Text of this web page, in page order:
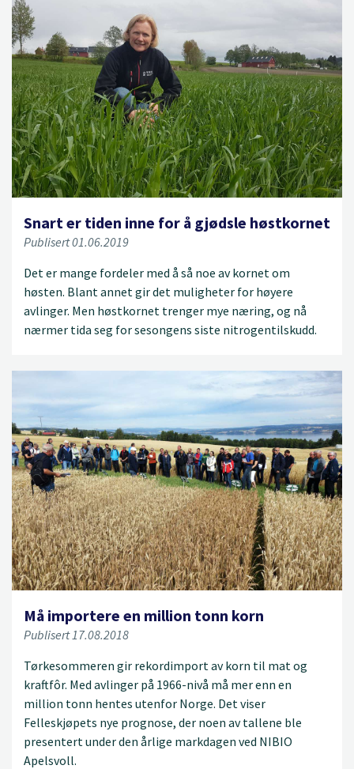
Snart er tiden inne for å gjødsle høstkornet
Publisert 01.06.2019
Det er mange fordeler med å så noe av kornet om
høsten. Blant annet gir det muligheter for høyere
avlinger. Men høstkornet trenger mye næring, og nå
nærmer tida seg for sesongens siste nitrogentilskudd.
Må importere en million tonn korn
Publisert 17.08.2018
Tørkesommeren gir rekordimport av korn til mat og
kraftfôr. Med avlinger på 1966-nivå må mer enn en
million tonn hentes utenfor Norge. Det viser
Felleskjøpets nye prognose, der noen av tallene ble
presentert under den årlige markdagen ved NIBIO
Apelsvoll.